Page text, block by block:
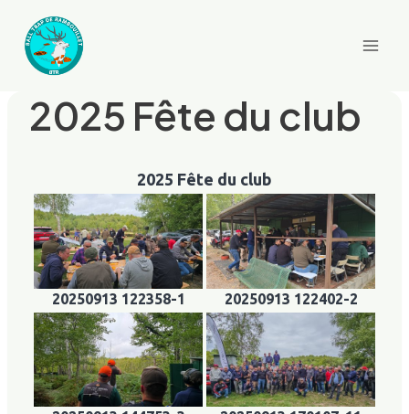
contenu
2025 Fête du club
2025 Fête du club
20250913 122358-1 20250913 122402-2